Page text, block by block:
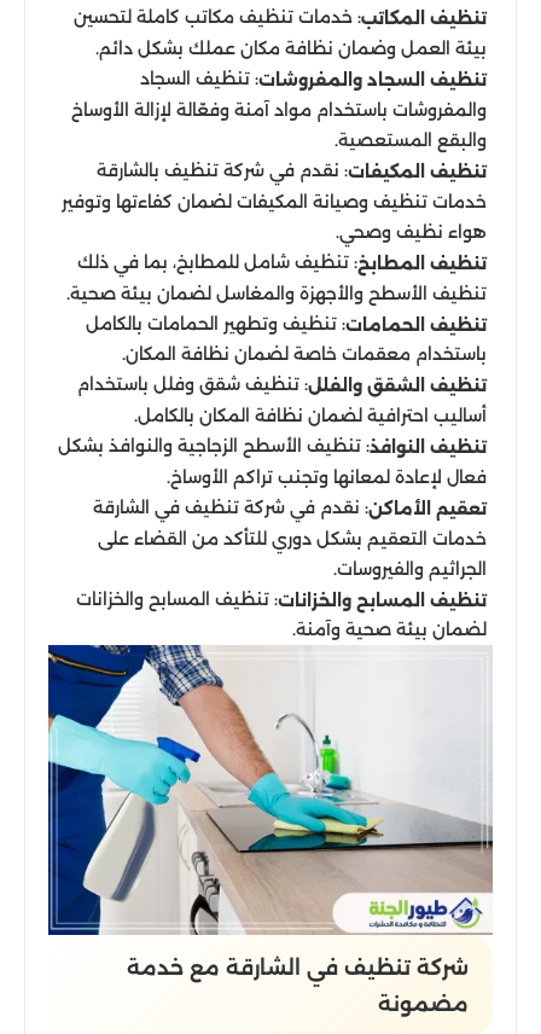
تنظيف المكاتب: خدمات تنظيف مكاتب كاملة لتحسين
بيئة العمل وضمان نظافة مكان عملك بشكل دائم.
تنظيف السجاد والمفروشات: تنظيف السجاد
والمفروشات باستخدام مواد آمنة وفعّالة لإزالة الأوساخ
والبقع المستعصية.
تنظيف المكيفات: نقدم في شركة تنظيف بالشارقة
خدمات تنظيف وصيانة المكيفات لضمان كفاءتها وتوفير
هواء نظيف وصحي.
تنظيف المطابخ: تنظيف شامل للمطابخ، بما في ذلك
تنظيف الأسطح والأجهزة والمغاسل لضمان بيئة صحية.
تنظيف الحمامات: تنظيف وتطهير الحمامات بالكامل
باستخدام معقمات خاصة لضمان نظافة المكان.
تنظيف الشقق والفلل: تنظيف شقق وفلل باستخدام
أساليب احترافية لضمان نظافة المكان بالكامل.
تنظيف النوافذ: تنظيف الأسطح الزجاجية والنوافذ بشكل
فعال لإعادة لمعانها وتجنب تراكم الأوساخ.
تعقيم الأماكن: نقدم في شركة تنظيف في الشارقة
خدمات التعقيم بشكل دوري للتأكد من القضاء على
الجراثيم والفيروسات.
تنظيف المسابح والخزانات: تنظيف المسابح والخزانات
لضمان بيئة صحية وآمنة.
شركة تنظيف​ في الشارقة مع خدمة
مضمونة